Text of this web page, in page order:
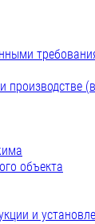
объекта
и